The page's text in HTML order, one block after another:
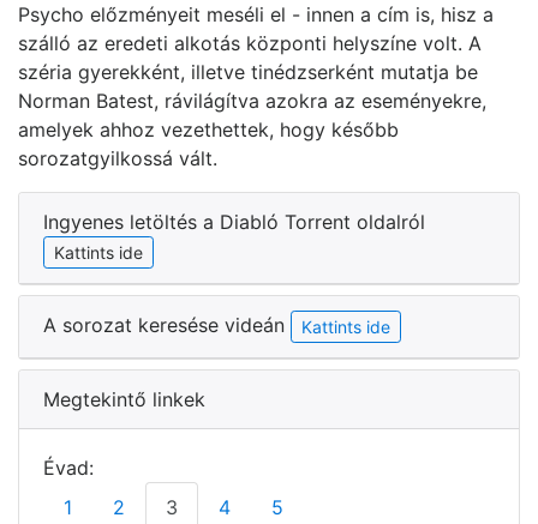
Psycho előzményeit meséli el - innen a cím is, hisz a
szálló az eredeti alkotás központi helyszíne volt. A
széria gyerekként, illetve tinédzserként mutatja be
Norman Batest, rávilágítva azokra az eseményekre,
amelyek ahhoz vezethettek, hogy később
sorozatgyilkossá vált.
Ingyenes letöltés a Diabló Torrent oldalról
Kattints ide
A sorozat keresése videán Kattints ide
Megtekintő linkek
Évad:
1
2 3 4
5